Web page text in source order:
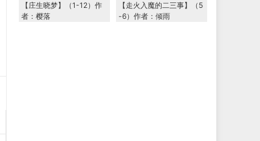
【庄生晓梦】（1-12）作
者：樱落
【走火入魔的二三事】（5
-6）作者：倾雨